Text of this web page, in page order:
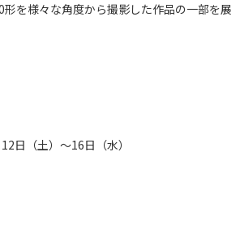
を様々な角度から撮影した作品の一部を展
日（土）～16日（水）